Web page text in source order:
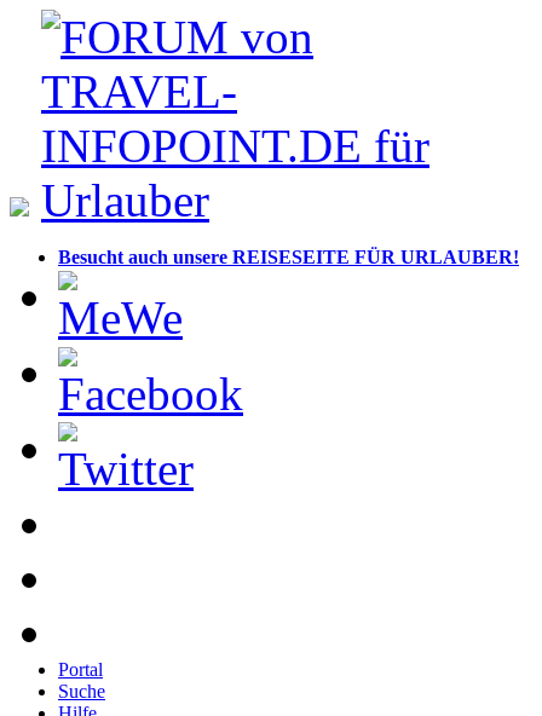
Besucht auch unsere REISESEITE FÜR URLAUBER!
Portal
Suche